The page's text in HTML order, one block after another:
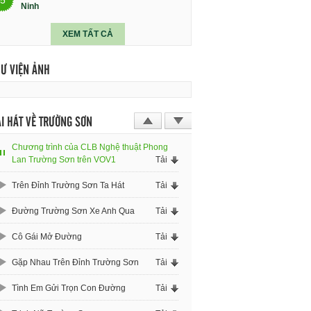
Ninh
XEM TẤT CẢ
VIỆN ẢNH
HÁT VỀ TRƯỜNG SƠN
Chương trình của CLB Nghệ thuật Phong
Lan Trường Sơn trên VOV1
Tải
Trên Đỉnh Trường Sơn Ta Hát Tải
Đường Trường Sơn Xe Anh Qua Tải
Cô Gái Mở Đường Tải
Gặp Nhau Trên Đỉnh Trường Sơn Tải
Tình Em Gửi Trọn Con Đường Tải